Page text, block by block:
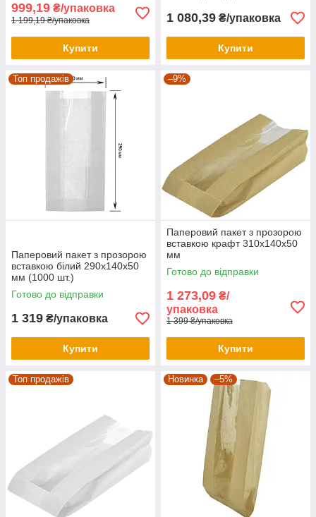
999,19 ₴/упаковка
1 199,19 ₴/упаковка
Купити
1 080,39 ₴/упаковка
Купити
Топ продажів
Паперовий пакет з прозорою
вставкою білий 290х140х50
мм (1000 шт.)
Готово до відправки
1 319 ₴/упаковка
Купити
–9%
Паперовий пакет з прозорою
вставкою крафт 310х140х50
мм
Готово до відправки
1 273,09 ₴/
упаковка
1 399 ₴/упаковка
Купити
Топ продажів Новинка –5%